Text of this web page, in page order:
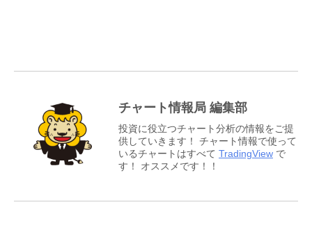
チャート情報局 編集部
投資に役立つチャート分析の情報をご提
供していきます！ チャート情報で使って
いるチャートはすべて TradingView で
す！ オススメです！！